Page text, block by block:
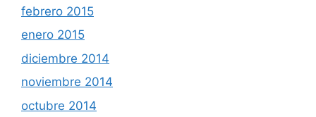
febrero 2015
enero 2015
diciembre 2014
noviembre 2014
octubre 2014